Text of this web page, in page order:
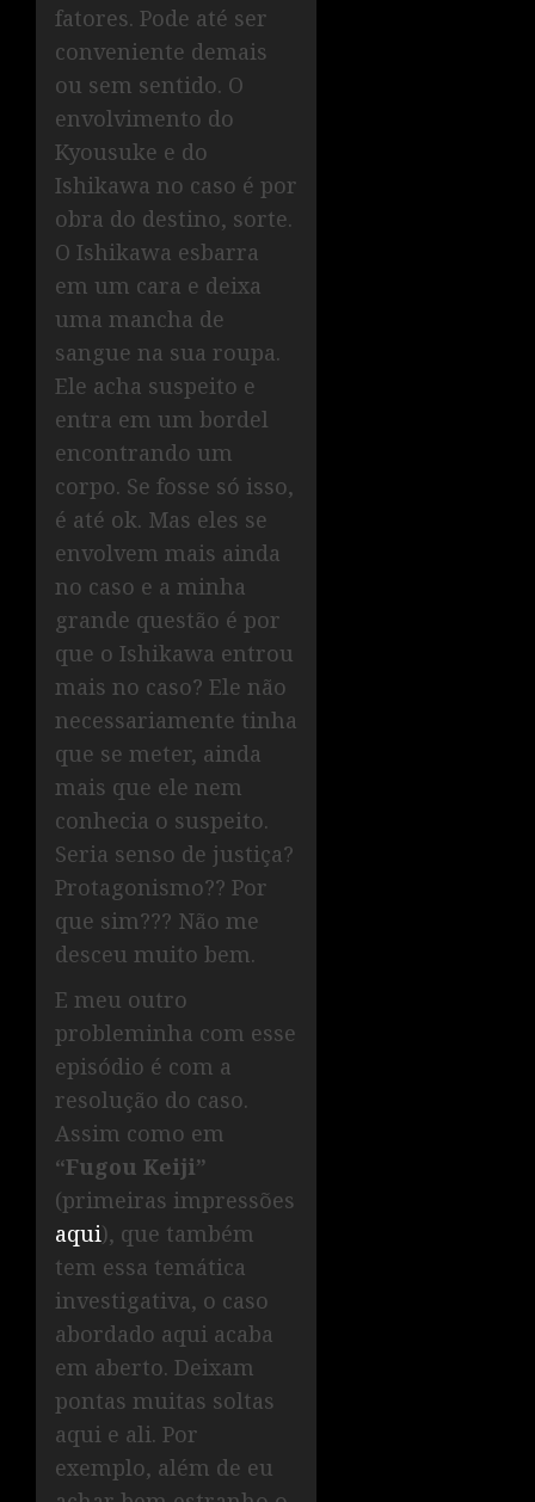
fatores. Pode até ser
conveniente demais
ou sem sentido. O
envolvimento do
Kyousuke e do
Ishikawa no caso é por
obra do destino, sorte.
O Ishikawa esbarra
em um cara e deixa
uma mancha de
sangue na sua roupa.
Ele acha suspeito e
entra em um bordel
encontrando um
corpo. Se fosse só isso,
é até ok. Mas eles se
envolvem mais ainda
no caso e a minha
grande questão é por
que o Ishikawa entrou
mais no caso? Ele não
necessariamente tinha
que se meter, ainda
mais que ele nem
conhecia o suspeito.
Seria senso de justiça?
Protagonismo?? Por
que sim??? Não me
desceu muito bem.
E meu outro
probleminha com esse
episódio é com a
resolução do caso.
Assim como em
“Fugou Keiji”
(primeiras impressões
aqui), que também
tem essa temática
investigativa, o caso
abordado aqui acaba
em aberto. Deixam
pontas muitas soltas
aqui e ali. Por
exemplo, além de eu